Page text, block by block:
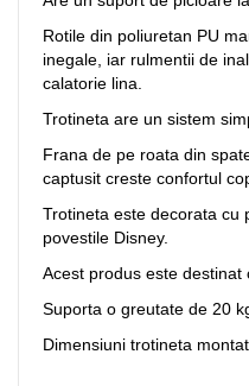
Rotile din poliuretan PU
inegale, iar rulmentii de
calatorie lina.
Trotineta are un sistem
Frana de pe roata din
captusit creste confortul
Trotineta este decorata cu
povestile Disney.
Acest produs este
Suporta o greutate de 20
Dimensiuni trotineta